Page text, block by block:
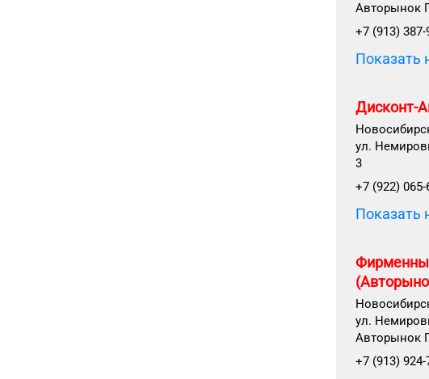
Авторынок
+7 (913) 387-
Показать
Дисконт-
ул.
3
+7 (922) 065-
Показать
ул.
Авторынок
+7 (913) 924-